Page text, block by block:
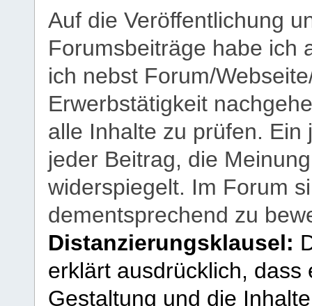
Auf die Veröffentlichung
Forumsbeiträge habe ich
ich nebst Forum/
Erwerbstätigkeit
alle Inhalte zu prüfen.
jeder Beitrag, die
widerspiegelt. Im Forum
dementsprechend zu
Distanzierungsklausel:
erklärt ausdrücklich,
Gestaltung und die